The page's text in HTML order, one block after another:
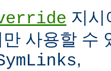
지
사용할 수
,